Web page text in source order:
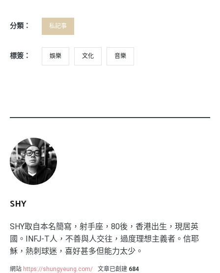
分類： 私記事
標簽： 娛樂 文化 音樂
SHY
SHY取自本名簡寫，射手座，80後，香港出生，現居英
國。INFJ-T人，不善與人交往，過度理想主義者。信耶
穌，熱刺球迷，喜好甚多但能力太少。
網站 https://shungyeung.com/ 文章已創建 684